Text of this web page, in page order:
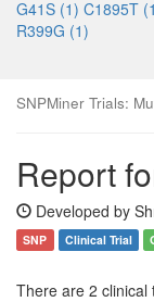
G41S (1) C1895T
R399G (1)
SNPMiner Trials:
Report
Developed by
SNP Clinical Trial
There are 2 clinical